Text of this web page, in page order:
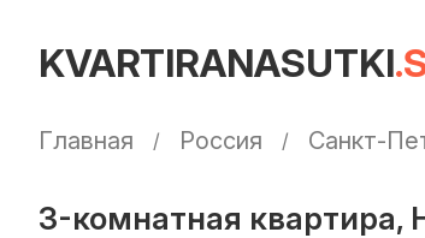
KVARTIRANASUTKI
Главная Россия Санкт-
3-комнатная квартира,